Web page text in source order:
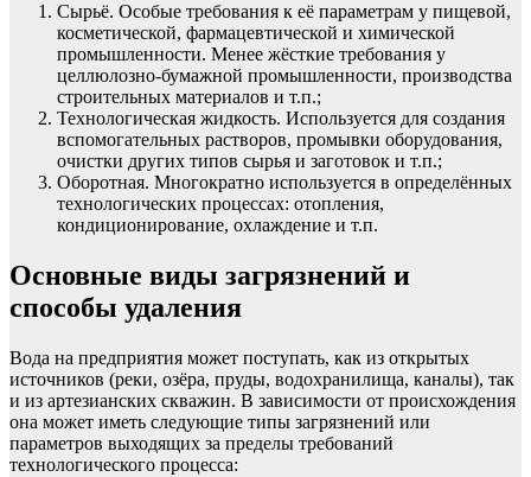
Сырьё. Особые требования к её параметрам у пищевой,
косметической, фармацевтической и химической
промышленности. Менее жёсткие требования у
целлюлозно-бумажной промышленности, производства
строительных материалов и т.п.;
Технологическая жидкость. Используется для создания
вспомогательных растворов, промывки оборудования,
очистки других типов сырья и заготовок и т.п.;
Оборотная. Многократно используется в определённых
технологических процессах: отопления,
кондиционирование, охлаждение и т.п.
Основные виды загрязнений и
способы удаления
Вода на предприятия может поступать, как из открытых
источников (реки, озёра, пруды, водохранилища, каналы), так
и из артезианских скважин. В зависимости от происхождения
она может иметь следующие типы загрязнений или
параметров выходящих за пределы требований
технологического процесса: